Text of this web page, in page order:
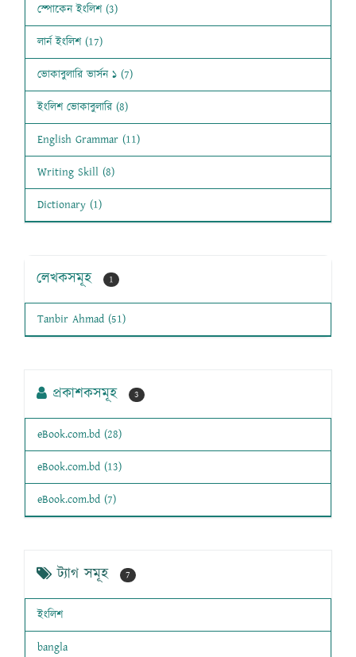
স্পোকেন ইংলিশ (3)
লার্ন ইংলিশ (17)
ভোকাবুলারি ভার্সন ১ (7)
ইংলিশ ভোকাবুলারি (8)
English Grammar (11)
Writing Skill (8)
Dictionary (1)
লেখকসমূহ 1
Tanbir Ahmad (51)
প্রকাশকসমূহ 3
eBook.com.bd (28)
eBook.com.bd (13)
eBook.com.bd (7)
ট্যাগ সমূহ 7
ইংলিশ
bangla